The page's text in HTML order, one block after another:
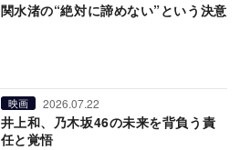
関水渚の“絶対に諦めない”という決意
映画 2026.07.22
井上和、乃木坂46の未来を背負う責
任と覚悟